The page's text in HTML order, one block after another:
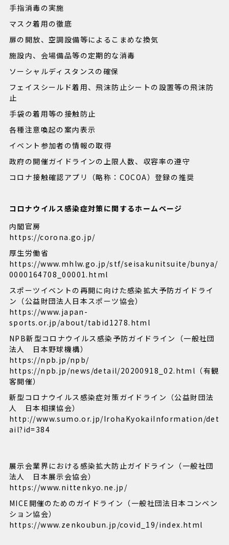
手指消毒の実施
マスク着用の徹底
扉の開放、空調設備等によるこまめな換気
施設内、会場備品等の定期的な消毒
ソーシャルディスタンスの確保
フェイスシールド着用、飛沫防止シートの設置等の飛沫防
止
手袋の着用等の接触防止
各種注意喚起の案内表示
イベント参加者の情報の取得
政府の開催ガイドラインの上限人数、収容率の遵守
コロナ接触確認アプリ（略称：COCOA）登録の推奨
コロナウイルス感染症対策に関するホームページ
内閣官房
https://corona.go.jp/
厚生労働省
https://www.mhlw.go.jp/stf/seisakunitsuite/bunya/
0000164708_00001.html
スポーツイベントの再開に向けた感染拡大予防ガイドライ
ン（公益財団法人日本スポーツ協会）
https://www.japan-
sports.or.jp/about/tabid1278.html
NPB新型コロナウイルス感染予防ガイドライン（一般社団
法人 日本野球機構）
https://npb.jp/npb/
https://npb.jp/news/detail/20200918_02.html （有観
客開催）
新型コロナウイルス感染症対策ガイドライン（公益財団法
人 日本相撲協会）
http://www.sumo.or.jp/IrohaKyokaiInformation/det
ail?id=384
展示会業界における感染拡大防止ガイドライン（一般社団
法人 日本展示会協会）
https://www.nittenkyo.ne.jp/
MICE開催のためのガイドライン（一般社団法日本コンベン
ション協会）
https://www.zenkoubun.jp/covid_19/index.html